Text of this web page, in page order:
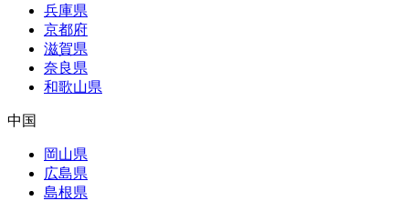
兵庫県
京都府
滋賀県
奈良県
和歌山県
中国
岡山県
広島県
島根県